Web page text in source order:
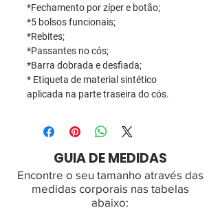
*Fechamento por zíper e botão;
*5 bolsos funcionais;
*Rebites;
*Passantes no cós;
*Barra dobrada e desfiada;
* Etiqueta de material sintético
aplicada na parte traseira do cós.
GUIA DE MEDIDAS
Encontre o seu tamanho através das
medidas corporais nas tabelas
abaixo: